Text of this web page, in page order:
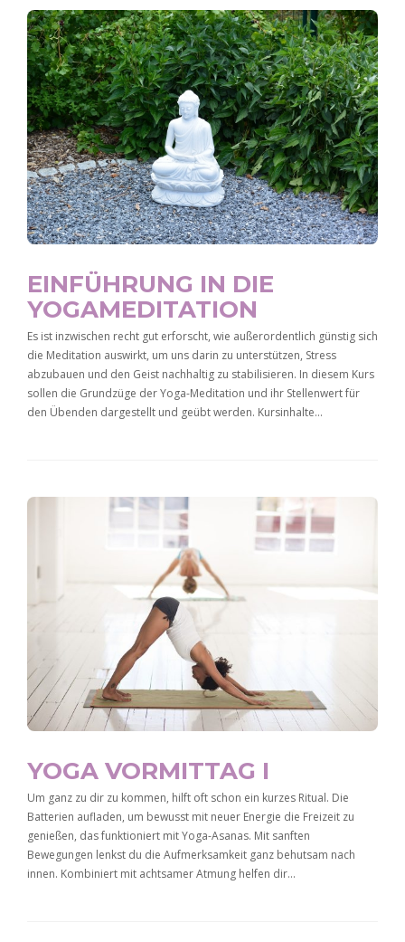
EINFÜHRUNG IN DIE
YOGAMEDITATION
Es ist inzwischen recht gut erforscht, wie außerordentlich günstig sich
die Meditation auswirkt, um uns darin zu unterstützen, Stress
abzubauen und den Geist nachhaltig zu stabilisieren. In diesem Kurs
sollen die Grundzüge der Yoga-Meditation und ihr Stellenwert für
den Übenden dargestellt und geübt werden. Kursinhalte…
YOGA VORMITTAG I
Um ganz zu dir zu kommen, hilft oft schon ein kurzes Ritual. Die
Batterien aufladen, um bewusst mit neuer Energie die Freizeit zu
genießen, das funktioniert mit Yoga-Asanas. Mit sanften
Bewegungen lenkst du die Aufmerksamkeit ganz behutsam nach
innen. Kombiniert mit achtsamer Atmung helfen dir…